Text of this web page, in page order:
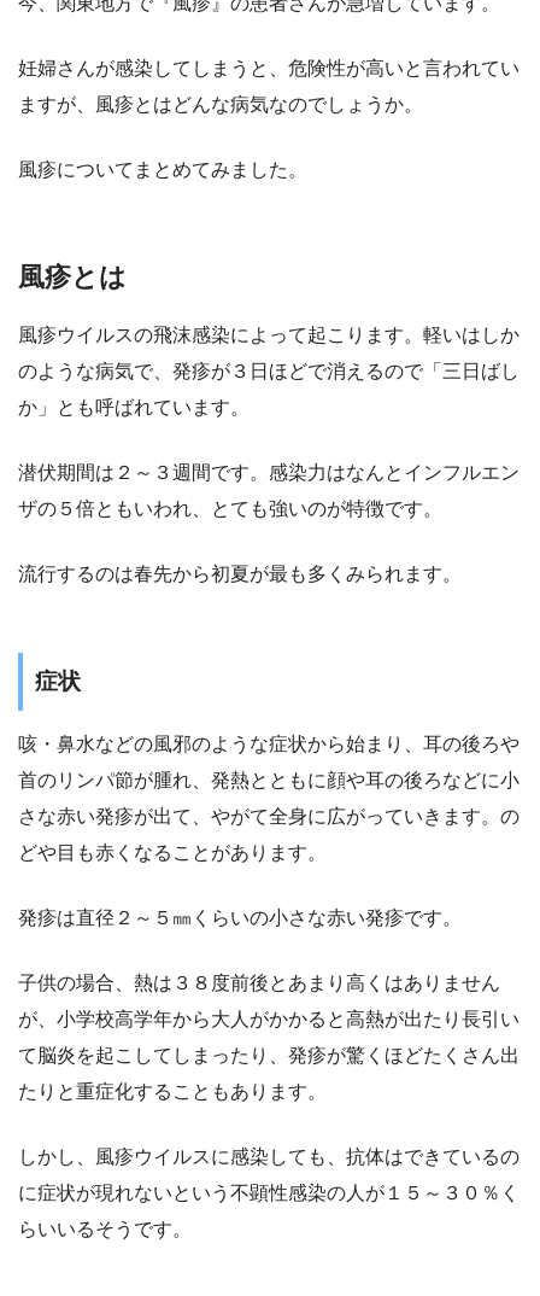
妊婦さんが感染してしまうと、危険性が高いと言われてい
ますが、風疹とはどんな病気なのでしょうか。
風疹についてまとめてみました。
風疹とは
風疹ウイルスの飛沫感染によって起こります。軽いはしか
のような病気で、発疹が３日ほどで消えるので「三日ばし
か」とも呼ばれています。
潜伏期間は２～３週間です。感染力はなんとインフルエン
ザの５倍ともいわれ、とても強いのが特徴です。
流行するのは春先から初夏が最も多くみられます。
症状
咳・鼻水などの風邪のような症状から始まり、耳の後ろや
首のリンパ節が腫れ、発熱とともに顔や耳の後ろなどに小
さな赤い発疹が出て、やがて全身に広がっていきます。の
どや目も赤くなることがあります。
発疹は直径２～５㎜くらいの小さな赤い発疹です。
子供の場合、熱は３８度前後とあまり高くはありません
が、小学校高学年から大人がかかると高熱が出たり長引い
て脳炎を起こしてしまったり、発疹が驚くほどたくさん出
たりと重症化することもあります。
しかし、風疹ウイルスに感染しても、抗体はできているの
に症状が現れないという不顕性感染の人が１５～３０％く
らいいるそうです。